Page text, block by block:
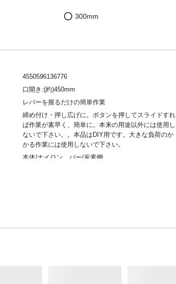
300mm
4550596136776
口開き:(約)450mm
レバーを握るだけの簡単作業
締め付け・押し広げに。ボタンを押してスライドすれ
ば作業が素早く、簡単に。本来の用途以外には使用し
ないで下さい。。本品はDIY用です。大きな負荷のか
かる作業には使用しないで下さい。
本体/ナイロン、バー/炭素鋼